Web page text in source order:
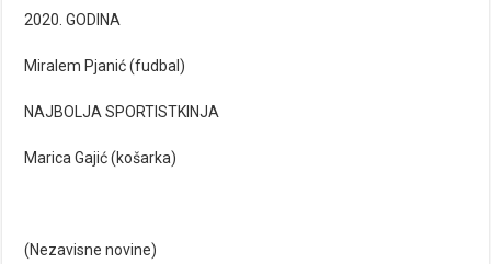
2020. GODINA
Miralem Pjanić (fudbal)
NAJBOLJA SPORTISTKINJA
Marica Gajić (košarka)
(Nezavisne novine)